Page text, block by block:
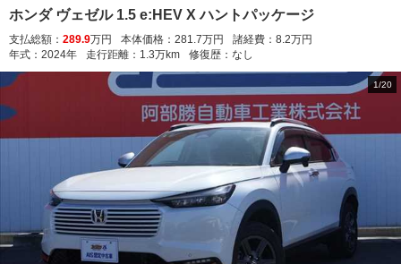
ホンダ ヴェゼル 1.5 e:HEV X ハントパッケージ
支払総額： 289.9万円 本体価格： 281.7万円 諸経費： 8.2万円
年式： 2024年 走行距離： 1.3万km 修復歴： なし
1/20